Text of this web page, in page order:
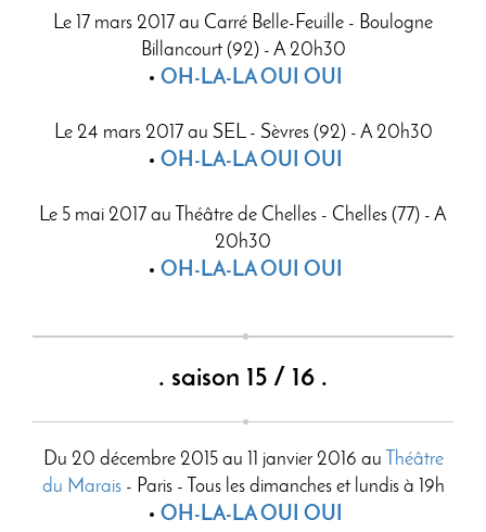
Le 17 mars 2017 au Carré Belle-Feuille - Boulogne
Billancourt (92) - A 20h30
OH-LA-LA OUI OUI
Le 24 mars 2017 au SEL - Sèvres (92) - A 20h30
OH-LA-LA OUI OUI
Le 5 mai 2017 au Théâtre de Chelles - Chelles (77) - A
20h30
OH-LA-LA OUI OUI
. saison 15 / 16 .
Du 20 décembre 2015 au 11 janvier 2016 au Théâtre
du Marais- Paris - Tous les dimanches et lundis à 19h
OH-LA-LA OUI OUI